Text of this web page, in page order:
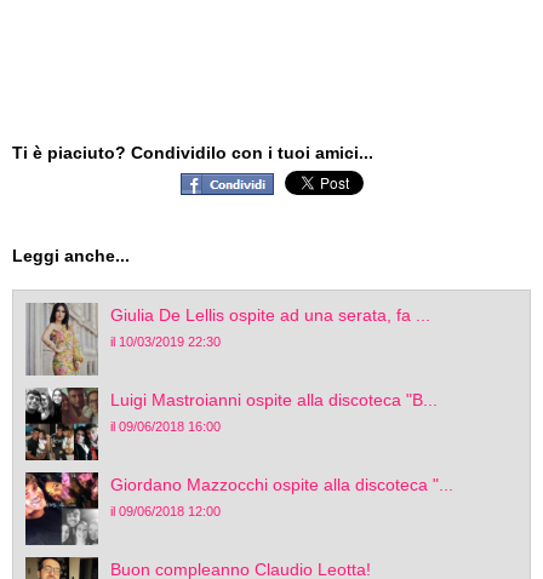
Ti è piaciuto? Condividilo con i tuoi amici...
Leggi anche...
Giulia De Lellis ospite ad una serata, fa ...
il 10/03/2019 22:30
Luigi Mastroianni ospite alla discoteca "B...
il 09/06/2018 16:00
Giordano Mazzocchi ospite alla discoteca "...
il 09/06/2018 12:00
Buon compleanno Claudio Leotta!